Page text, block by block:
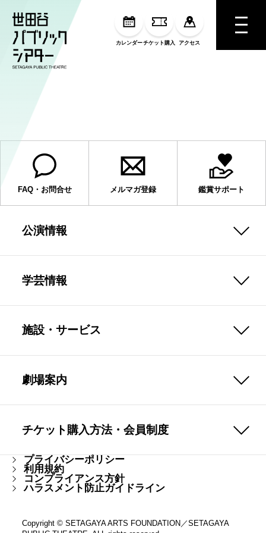
カレンダーチケット購入 アクセス
MENU
CarroMag. Vol.19 Mar.2023
FAQ・お問合せ メルマガ登録 鑑賞サポート
公演情報
学芸情報
施設・サービス
劇場案内
チケット購入方法・会員制度
プライバシーポリシー
利用規約
コンプライアンス方針
ハラスメント防止ガイドライン
Copyright © SETAGAYA ARTS FOUNDATION／SETAGAYA